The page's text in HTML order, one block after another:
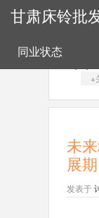
甘肃床铃批
同业状态
+
未
展期
发表于